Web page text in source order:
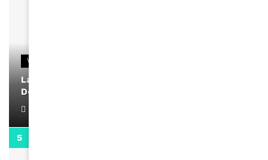
VIDEOS
La rubrique santé speciale coronavirus du
Docteur Makanda